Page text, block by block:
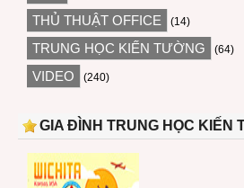
THỦ THUẬT OFFICE (14)
TRUNG HỌC KIẾN TƯỜNG (64)
VIDEO (240)
GIA ĐÌNH TRUNG HỌC KIẾN